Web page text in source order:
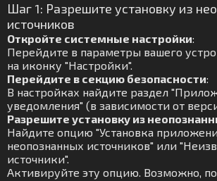
Шаг 1: Разрешите установку из
источников
Откройте системные настройки:
Перейдите в параметры вашего
на иконку "Настройки".
Перейдите в секцию безопасности:
В настройках найдите раздел
уведомления" (в зависимости от
Разрешите установку из
Найдите опцию "Установка
неопознанных источников" или
источники".
Активируйте эту опцию. Возможно,